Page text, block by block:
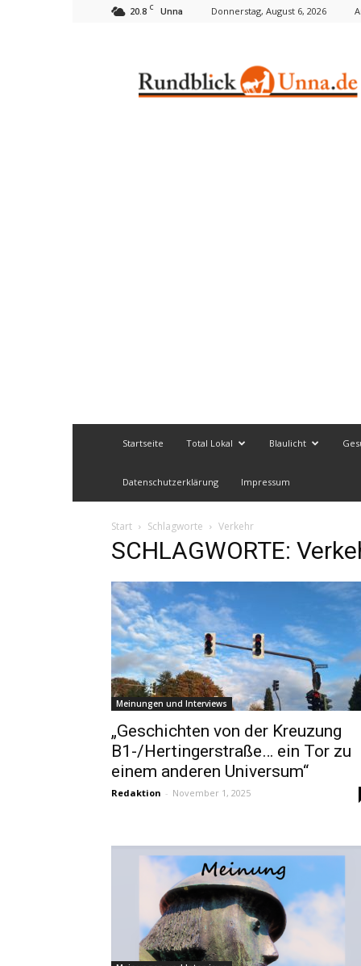
20.8 C Unna Donnerstag, August 6, 2026
Startseite Total Lokal Blaulicht
Datenschutzerklärung Impressum
Start Schlagworte Verkehr
SCHLAGWORTE:
Meinungen und Interviews
„Geschichten von der Kreuzung
B1-/Hertingerstraße… ein Tor zu
einem anderen Universum“
Redaktion - November 1, 2025